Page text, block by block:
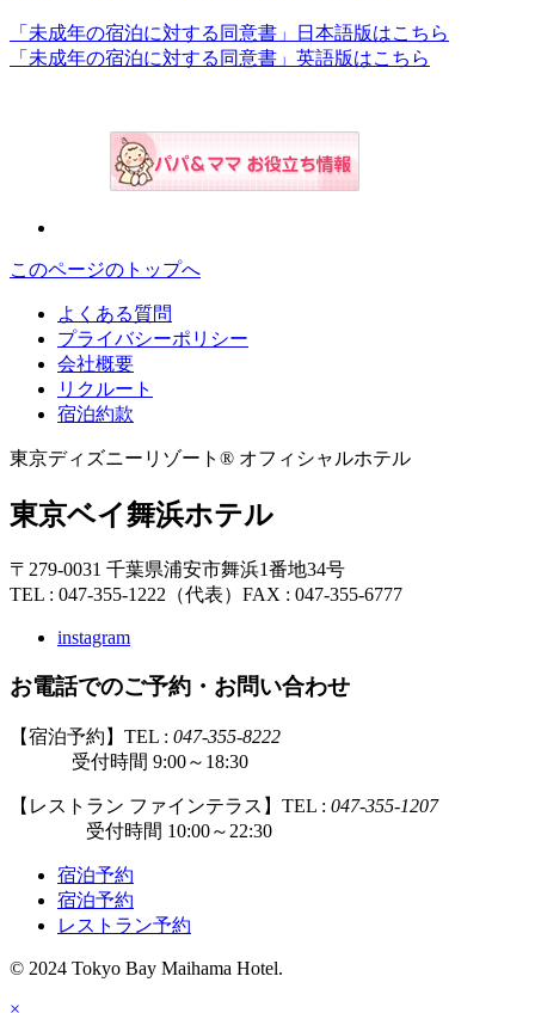
「未成年の宿泊に対する同意書」日本語版はこちら
「未成年の宿泊に対する同意書」英語版はこちら
このページのトップへ
よくある質問
プライバシーポリシー
会社概要
リクルート
宿泊約款
東京ディズニーリゾート® オフィシャルホテル
東京ベイ舞浜ホテル
〒279-0031 千葉県浦安市舞浜1番地34号
TEL : 047-355-1222（代表） FAX : 047-355-6777
instagram
お電話でのご予約・お問い合わせ
【宿泊予約】TEL : 047-355-8222
受付時間 9:00～18:30
【レストラン ファインテラス】TEL : 047-355-1207
受付時間 10:00～22:30
宿泊予約
宿泊予約
レストラン予約
© 2024 Tokyo Bay Maihama Hotel.
×